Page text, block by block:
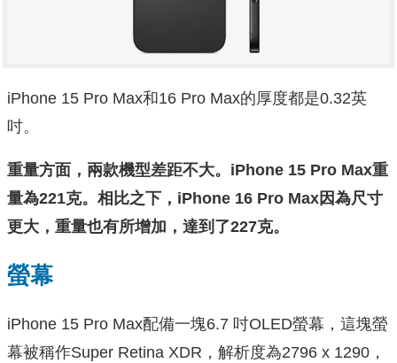
iPhone 15 Pro Max和16 Pro Max的厚度都是0.32英
吋。
重量方面，兩款機型差距不大。iPhone 15 Pro Max重
量為221克。相比之下，iPhone 16 Pro Max因為尺寸
更大，重量也有所增加，達到了227克。
螢幕
iPhone 15 Pro Max配備一塊6.7 吋OLED螢幕，這塊螢
幕被稱作Super Retina XDR，解析度為2796 x 1290，